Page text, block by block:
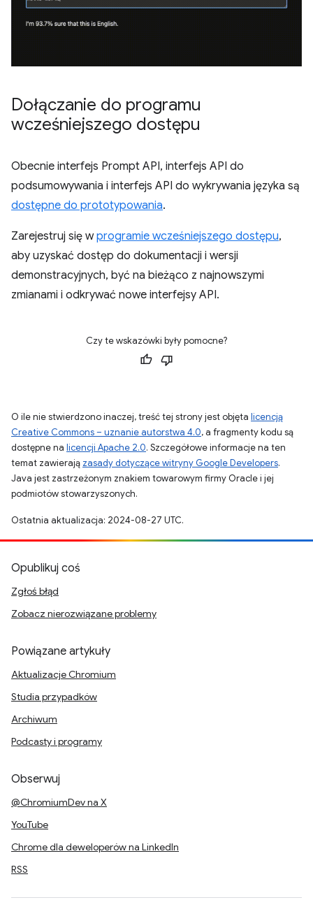
Dołączanie do programu
wcześniejszego dostępu
Obecnie interfejs Prompt API, interfejs API do
podsumowywania i interfejs API do wykrywania języka są
dostępne do prototypowania.
Zarejestruj się wprogramie wcześniejszego dostępu,
aby uzyskać dostęp do dokumentacji i wersji
demonstracyjnych, być na bieżąco z najnowszymi
zmianami i odkrywać nowe interfejsy API.
Czy te wskazówki były pomocne?
O ile nie stwierdzono inaczej, treść tej strony jest objęta licencją
Creative Commons – uznanie autorstwa 4.0, a fragmenty kodu są
dostępne na licencji Apache 2.0. Szczegółowe informacje na ten
temat zawierają zasady dotyczące witryny Google Developers.
Java jest zastrzeżonym znakiem towarowym firmy Oracle i jej
podmiotów stowarzyszonych.
Ostatnia aktualizacja: 2024-08-27 UTC.
Opublikuj coś
Zgłoś błąd
Zobacz nierozwiązane problemy
Powiązane artykuły
Aktualizacje Chromium
Studia przypadków
Archiwum
Podcasty i programy
Obserwuj
@ChromiumDev na X
YouTube
Chrome dla deweloperów na LinkedIn
RSS